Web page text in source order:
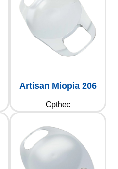
Artisan Miopia 206
Opthec